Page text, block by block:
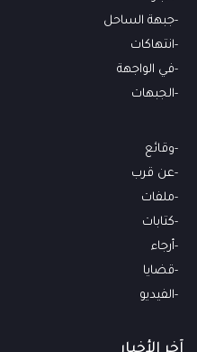
جبهة الساحل
انتهاكات
في الواجهة
الجبهات
وقائع
عن قرب
ملفات
كتابات
أرجاء
قضايا
الفيديو